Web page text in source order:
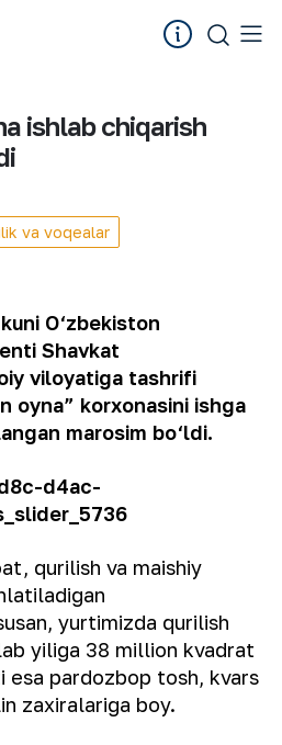
ishlab chiqarish
va voqealar
O‘zbekiston
Shavkat
viloyatiga tashrifi
oyna” korxonasini ishga
marosim bo‘ldi.
qurilish va maishiy
yurtimizda qurilish
yiliga 38 million kvadrat
esa pardozbop tosh, kvars
zaxiralariga boy.